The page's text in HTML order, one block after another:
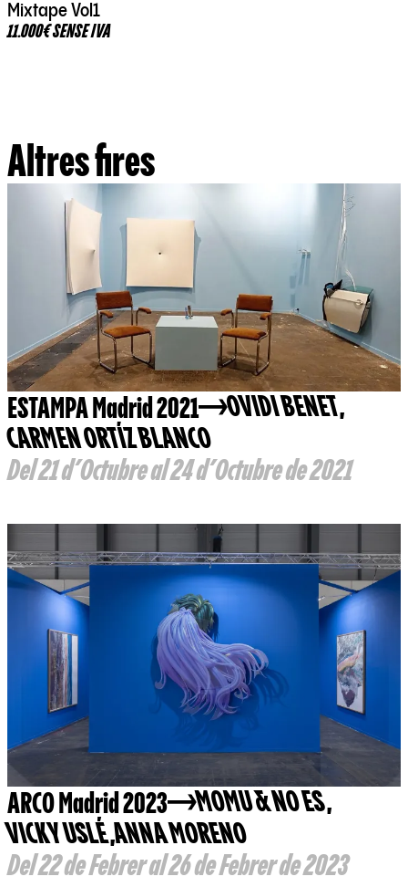
Mixtape Vol1
11.000€ SENSE IVA
Altres fires
ESTAMPA Madrid 2021 OVIDI BENET,
CARMEN ORTÍZ BLANCO
Del 21 d’Octubre al 24 d’Octubre de 2021
ARCO Madrid 2023 MOMU & NO ES,
VICKY USLÉ,ANNA MORENO
Del 22 de Febrer al 26 de Febrer de 2023